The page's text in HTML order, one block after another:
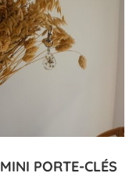
MINI PORTE-CLÉS